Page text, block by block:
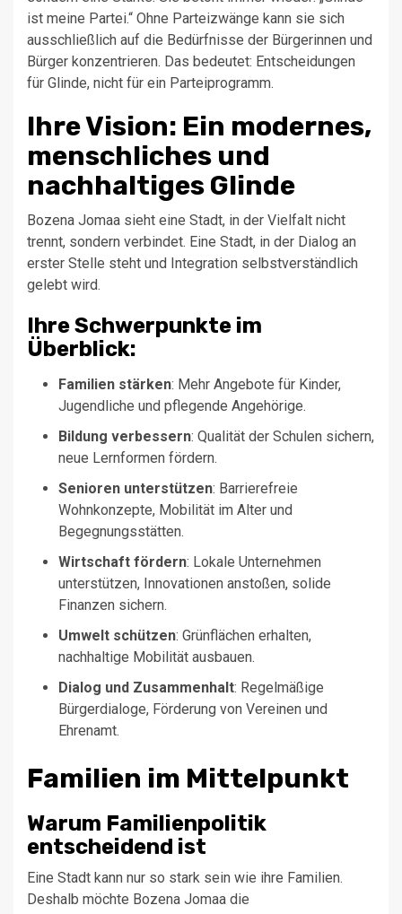
ist meine Partei.“ Ohne Parteizwänge kann sie sich
ausschließlich auf die Bedürfnisse der Bürgerinnen und
Bürger konzentrieren. Das bedeutet: Entscheidungen
für Glinde, nicht für ein Parteiprogramm.
Ihre Vision: Ein modernes,
menschliches und
nachhaltiges Glinde
Bozena Jomaa sieht eine Stadt, in der Vielfalt nicht
trennt, sondern verbindet. Eine Stadt, in der Dialog an
erster Stelle steht und Integration selbstverständlich
gelebt wird.
Ihre Schwerpunkte im
Überblick:
Familien stärken: Mehr Angebote für Kinder,
Jugendliche und pflegende Angehörige.
Bildung verbessern: Qualität der Schulen sichern,
neue Lernformen fördern.
Senioren unterstützen: Barrierefreie
Wohnkonzepte, Mobilität im Alter und
Begegnungsstätten.
Wirtschaft fördern: Lokale Unternehmen
unterstützen, Innovationen anstoßen, solide
Finanzen sichern.
Umwelt schützen: Grünflächen erhalten,
nachhaltige Mobilität ausbauen.
Dialog und Zusammenhalt: Regelmäßige
Bürgerdialoge, Förderung von Vereinen und
Ehrenamt.
Familien im Mittelpunkt
Warum Familienpolitik
entscheidend ist
Eine Stadt kann nur so stark sein wie ihre Familien.
Deshalb möchte Bozena Jomaa die